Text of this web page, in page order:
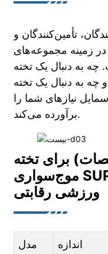
تأمین‌کنندگان و
زمینه مجموعه‌های
به دنبال یک تخته
به دنبال یک تخته
نیازهای شما را
برآورده می‌کند.
برای تخته
موج‌سواری SUP PADDLE نسخه
ورزشی رقابتی
مدل اندازه